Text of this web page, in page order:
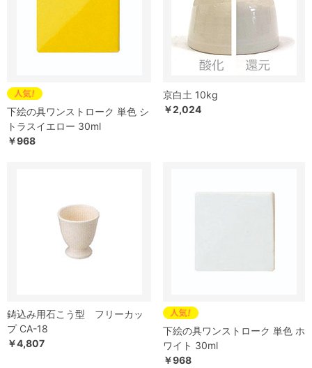
下絵の具ワンストローク 単色 シ
トラスイエロー 30ml
￥968
京白土 10kg
￥2,024
鋳込み用石こう型 フリーカッ
プ CA-18
￥4,807
下絵の具ワンストローク 単色 ホ
ワイト 30ml
￥968